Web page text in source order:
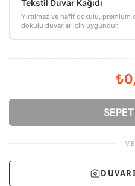
Tekstil Duvar Kağıdı
Yırtılmaz ve hafif dokulu, premium
dokulu duvarlar için uygundur.